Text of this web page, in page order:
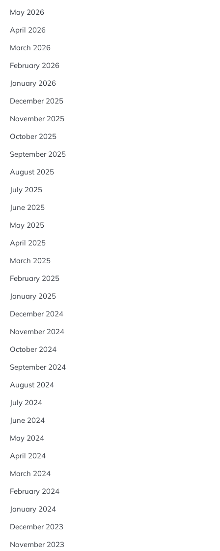
May 2026
April 2026
March 2026
February 2026
January 2026
December 2025
November 2025
October 2025
September 2025
August 2025
July 2025
June 2025
May 2025
April 2025
March 2025
February 2025
January 2025
December 2024
November 2024
October 2024
September 2024
August 2024
July 2024
June 2024
May 2024
April 2024
March 2024
February 2024
January 2024
December 2023
November 2023